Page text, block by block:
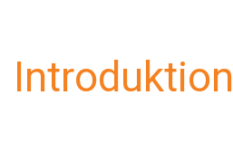
Introduktion